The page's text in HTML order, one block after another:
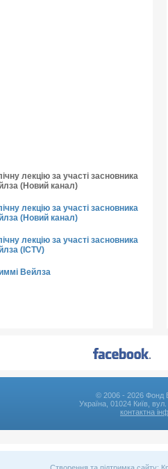
лекцію за участі засновника
(Новий канал)
лекцію за участі засновника
(Новий канал)
лекцію за участі засновника
(ICTV)
Вейлза
© 2006 - 2026 Фонд
Україна, 01024 Київ,
контактна